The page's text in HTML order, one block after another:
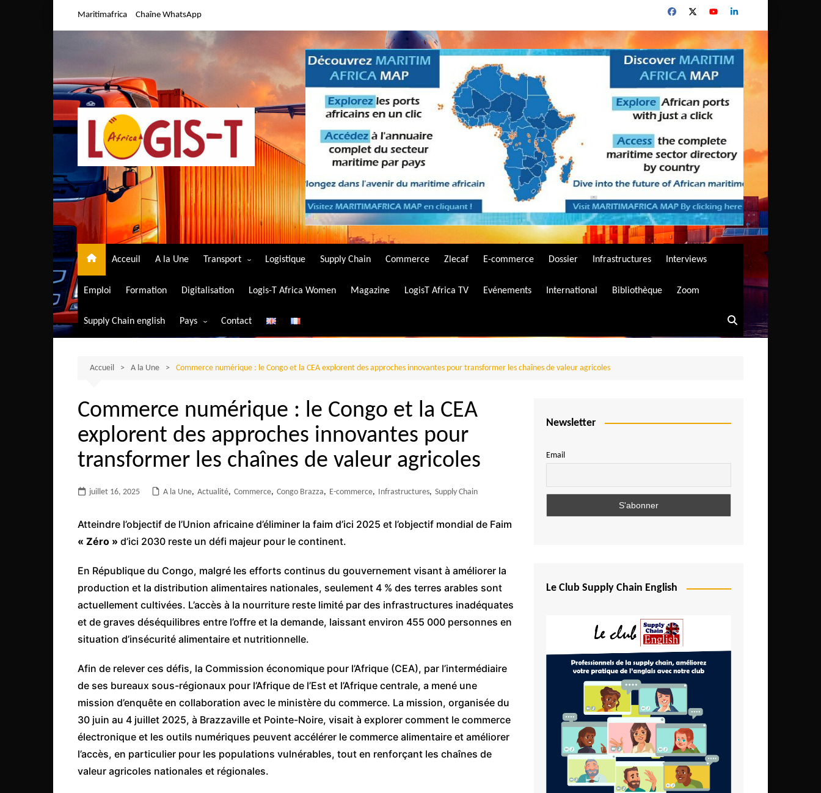
Maritimafrica Chaîne WhatsApp
Acceuil A la Une Transport
Transport aérien
Transport ferroviaire
Transport routier
Logistique Supply Chain Commerce Zlecaf E-commerce Dossier Infrastructures Interviews
Emploi Formation Digitalisation Logis-T Africa Women Magazine LogisT Africa TV Evénements International Bibliothèque Zoom
Supply Chain english Pays
Algérie
Bénin
Burkina-Faso
Burundi
Cameroun
Djibouti
Gabon
Guinée
Guinée Bissau
Ile Maurice
Contact
Accueil A la Une Commerce numérique : le Congo et la CEA explorent des approches innovantes pour transformer les chaînes de valeur agricoles
Commerce numérique : le Congo et la CEA
explorent des approches innovantes pour
transformer les chaînes de valeur agricoles
juillet 16, 2025 A la Une, Actualité, Commerce, Congo Brazza, E-commerce, Infrastructures, Supply Chain
Atteindre l’objectif de l’Union africaine d’éliminer la faim d’ici 2025 et l’objectif mondial de Faim
« Zéro » d’ici 2030 reste un défi majeur pour le continent.
En République du Congo, malgré les efforts continus du gouvernement visant à améliorer la
production et la distribution alimentaires nationales, seulement 4 % des terres arables sont
actuellement cultivées. L’accès à la nourriture reste limité par des infrastructures inadéquates
et de graves déséquilibres entre l’offre et la demande, laissant environ 455 000 personnes en
situation d’insécurité alimentaire et nutritionnelle.
Afin de relever ces défis, la Commission économique pour l’Afrique (CEA), par l’intermédiaire
de ses bureaux sous-régionaux pour l’Afrique de l’Est et l’Afrique centrale, a mené une
mission d’enquête en collaboration avec le ministère du commerce. La mission, organisée du
30 juin au 4 juillet 2025, à Brazzaville et Pointe-Noire, visait à explorer comment le commerce
électronique et les outils numériques peuvent accélérer le commerce alimentaire et améliorer
l’accès, en particulier pour les populations vulnérables, tout en renforçant les chaînes de
valeur agricoles nationales et régionales.
Newsletter
Email
Le Club Supply Chain English